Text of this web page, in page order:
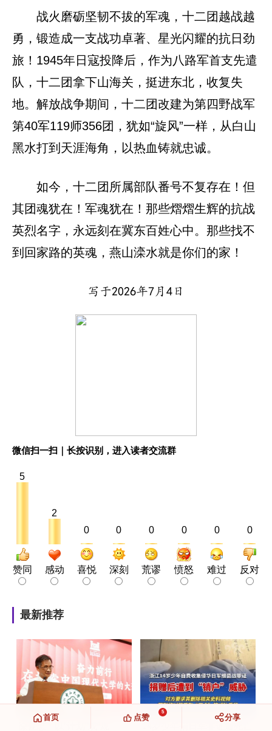
战火磨砺坚韧不拔的军魂，十二团越战越
勇，锻造成一支战功卓著、星光闪耀的抗日劲
旅！1945年日寇投降后，作为八路军首支先遣
队，十二团拿下山海关，挺进东北，收复失
地。解放战争期间，十二团改建为第四野战军
第40军119师356团，犹如“旋风”一样，从白山
黑水打到天涯海角，以热血铸就忠诚。
如今，十二团所属部队番号不复存在！但
其团魂犹在！军魂犹在！那些熠熠生辉的抗战
英烈名字，永远刻在冀东百姓心中。那些找不
到回家路的英魂，燕山滦水就是你们的家！
写于2026年7月4日
微信扫一扫｜长按识别，进入读者交流群
5
赞同
2
感动
0
喜悦
0
深刻
0
荒谬
0
愤怒
0
难过
0
反对
最新推荐
徐俊忠：以“计划”或“规
首页
5
点赞 分享